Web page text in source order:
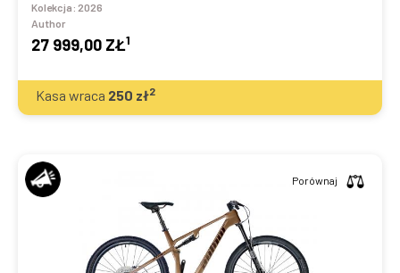
Kolekcja: 2026
Author
27 999,00 ZŁ1
Kasa wraca 250 zł2
Porównaj